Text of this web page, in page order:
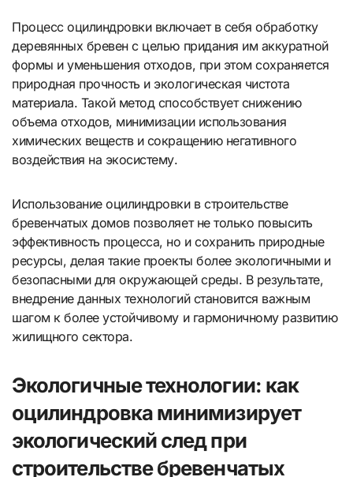
Процесс оцилиндровки включает в себя обработку
деревянных бревен с целью придания им аккуратной
формы и уменьшения отходов, при этом сохраняется
природная прочность и экологическая чистота
материала. Такой метод способствует снижению
объема отходов, минимизации использования
химических веществ и сокращению негативного
воздействия на экосистему.
Использование оцилиндровки в строительстве
бревенчатых домов позволяет не только повысить
эффективность процесса, но и сохранить природные
ресурсы, делая такие проекты более экологичными и
безопасными для окружающей среды. В результате,
внедрение данных технологий становится важным
шагом к более устойчивому и гармоничному развитию
жилищного сектора.
Экологичные технологии: как
оцилиндровка минимизирует
экологический след при
строительстве бревенчатых